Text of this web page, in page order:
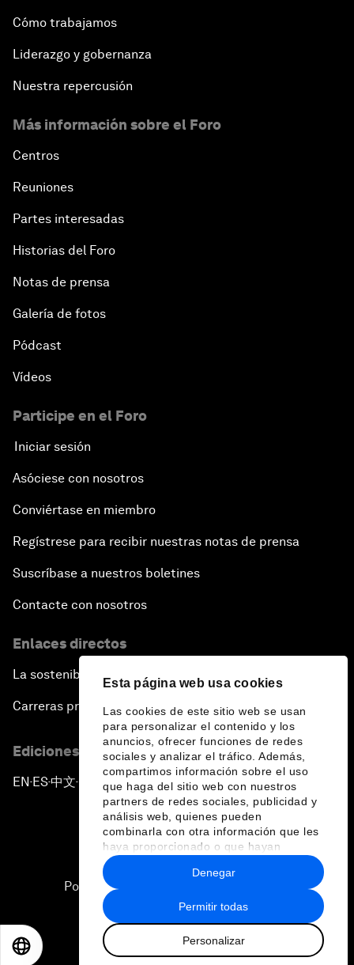
Esta página web usa cookies
Las cookies de este sitio web se usan
para personalizar el contenido y los
anuncios, ofrecer funciones de redes
sociales y analizar el tráfico. Además,
compartimos información sobre el uso
que haga del sitio web con nuestros
partners de redes sociales, publicidad y
análisis web, quienes pueden
combinarla con otra información que les
haya proporcionado o que hayan
recopilado a partir del uso que haya
hecho de sus servicios.
Permitir todas
Personalizar
Denegar
Cómo trabajamos
Liderazgo y gobernanza
Nuestra repercusión
Más información sobre el Foro
Centros
Reuniones
Partes interesadas
Historias del Foro
Notas de prensa
Galería de fotos
Pódcast
Vídeos
Participe en el Foro
Iniciar sesión
Asóciese con nosotros
Conviértase en miembro
Regístrese para recibir nuestras notas de prensa
Suscríbase a nuestros boletines
Contacte con nosotros
Enlaces directos
La sostenibilidad en el Foro
Carreras profesionales
Ediciones en otros idiomas
EN ▪ ES▪中文▪ 日本語
Política de privacidad y normas de uso
2026 Foro Económico Mundial